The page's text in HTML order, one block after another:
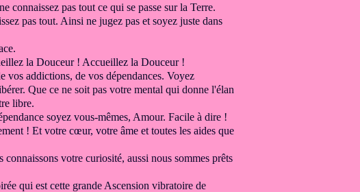
connaissez pas tout ce qui se passe sur la Terre.
pas tout. Ainsi ne jugez pas et soyez juste dans
la Douceur ! Accueillez la Douceur !
vos addictions, de vos dépendances. Voyez
Que ce ne soit pas votre mental qui donne l'élan
libre.
soyez vous-mêmes, Amour. Facile à dire !
! Et votre cœur, votre âme et toutes les aides que
connaissons votre curiosité, aussi nous sommes prêts
qui est cette grande Ascension vibratoire de